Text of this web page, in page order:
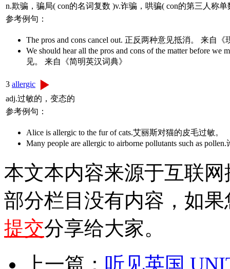
n.欺骗，骗局( con的名词复数 )v.诈骗，哄骗( con的第三人称单
参考例句：
The pros and cons cancel out. 正反两种意见抵消。 来自
We should hear all the pros and cons of the matter before
见。 来自《简明英汉词典》
3 allergic
adj.过敏的，变态的
参考例句：
Alice is allergic to the fur of cats.艾丽斯对猫的皮毛过敏。
Many people are allergic to airborne pollutants such as
本文本内容来源于互联
部分栏目没有内容，如
提交分享给大家。
上一篇： 听见英国